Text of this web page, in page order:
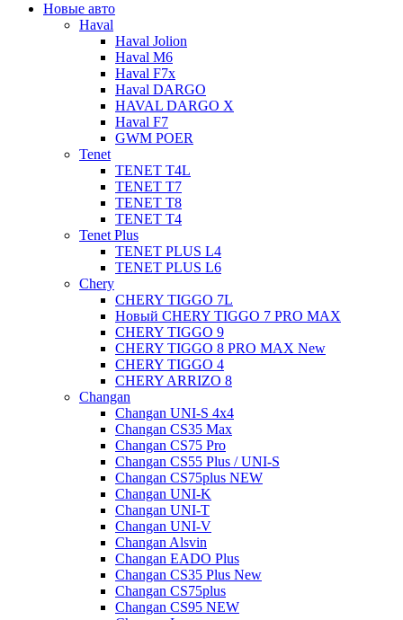
Новые авто
Haval
Haval Jolion
Haval M6
Haval F7x
Haval DARGO
HAVAL DARGO Х
Haval F7
GWM POER
Tenet
TENET T4L
TENET T7
TENET T8
TENET T4
Tenet Plus
TENET PLUS L4
TENET PLUS L6
Chery
CHERY TIGGO 7L
Новый CHERY TIGGO 7 PRO MAX
CHERY TIGGO 9
CHERY TIGGO 8 PRO MAX New
CHERY TIGGO 4
CHERY ARRIZO 8
Changan
Changan UNI-S 4x4
Changan CS35 Max
Changan CS75 Pro
Changan CS55 Plus / UNI-S
Changan CS75plus NEW
Changan UNI-K
Changan UNI-T
Changan UNI-V
Changan Alsvin
Changan EADO Plus
Changan CS35 Plus New
Changan CS75plus
Changan CS95 NEW